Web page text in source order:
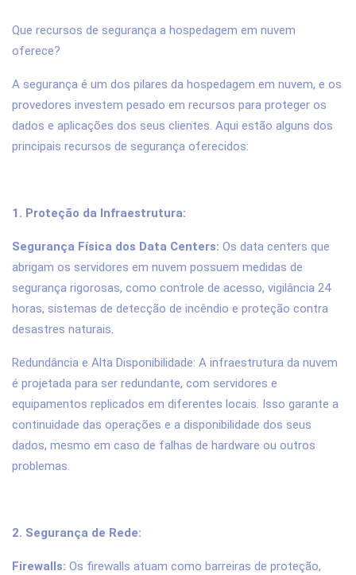
Que recursos de segurança a hospedagem em nuvem
oferece?
A segurança é um dos pilares da hospedagem em nuvem, e os
provedores investem pesado em recursos para proteger os
dados e aplicações dos seus clientes. Aqui estão alguns dos
principais recursos de segurança oferecidos:
1. Proteção da Infraestrutura:
Segurança Física dos Data Centers: Os data centers que
abrigam os servidores em nuvem possuem medidas de
segurança rigorosas, como controle de acesso, vigilância 24
horas, sistemas de detecção de incêndio e proteção contra
desastres naturais.
Redundância e Alta Disponibilidade: A infraestrutura da nuvem
é projetada para ser redundante, com servidores e
equipamentos replicados em diferentes locais. Isso garante a
continuidade das operações e a disponibilidade dos seus
dados, mesmo em caso de falhas de hardware ou outros
problemas.
2. Segurança de Rede:
Firewalls: Os firewalls atuam como barreiras de proteção,